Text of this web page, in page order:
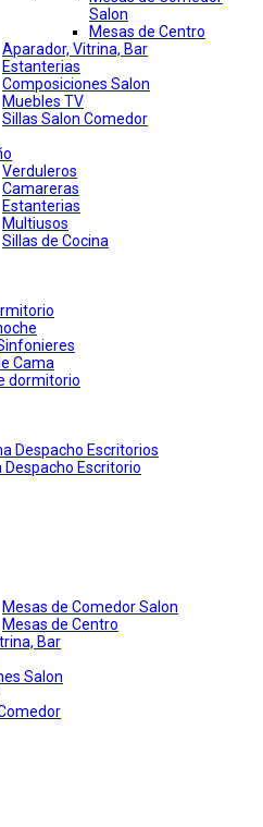
Salon
Mesas de Centro
Aparador, Vitrina, Bar
Estanterias
Composiciones Salon
Muebles TV
Sillas Salon Comedor
Verduleros
Camareras
Estanterias
Multiusos
Sillas de Cocina
Cama
dormitorio
Despacho Escritorios
Despacho Escritorio
Mesas de Comedor Salon
Mesas de Centro
Bar
Salon